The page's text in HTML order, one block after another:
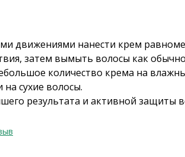
движениями нанести крем
затем вымыть волосы как
количество крема на
сухие волосы.
результата и активной